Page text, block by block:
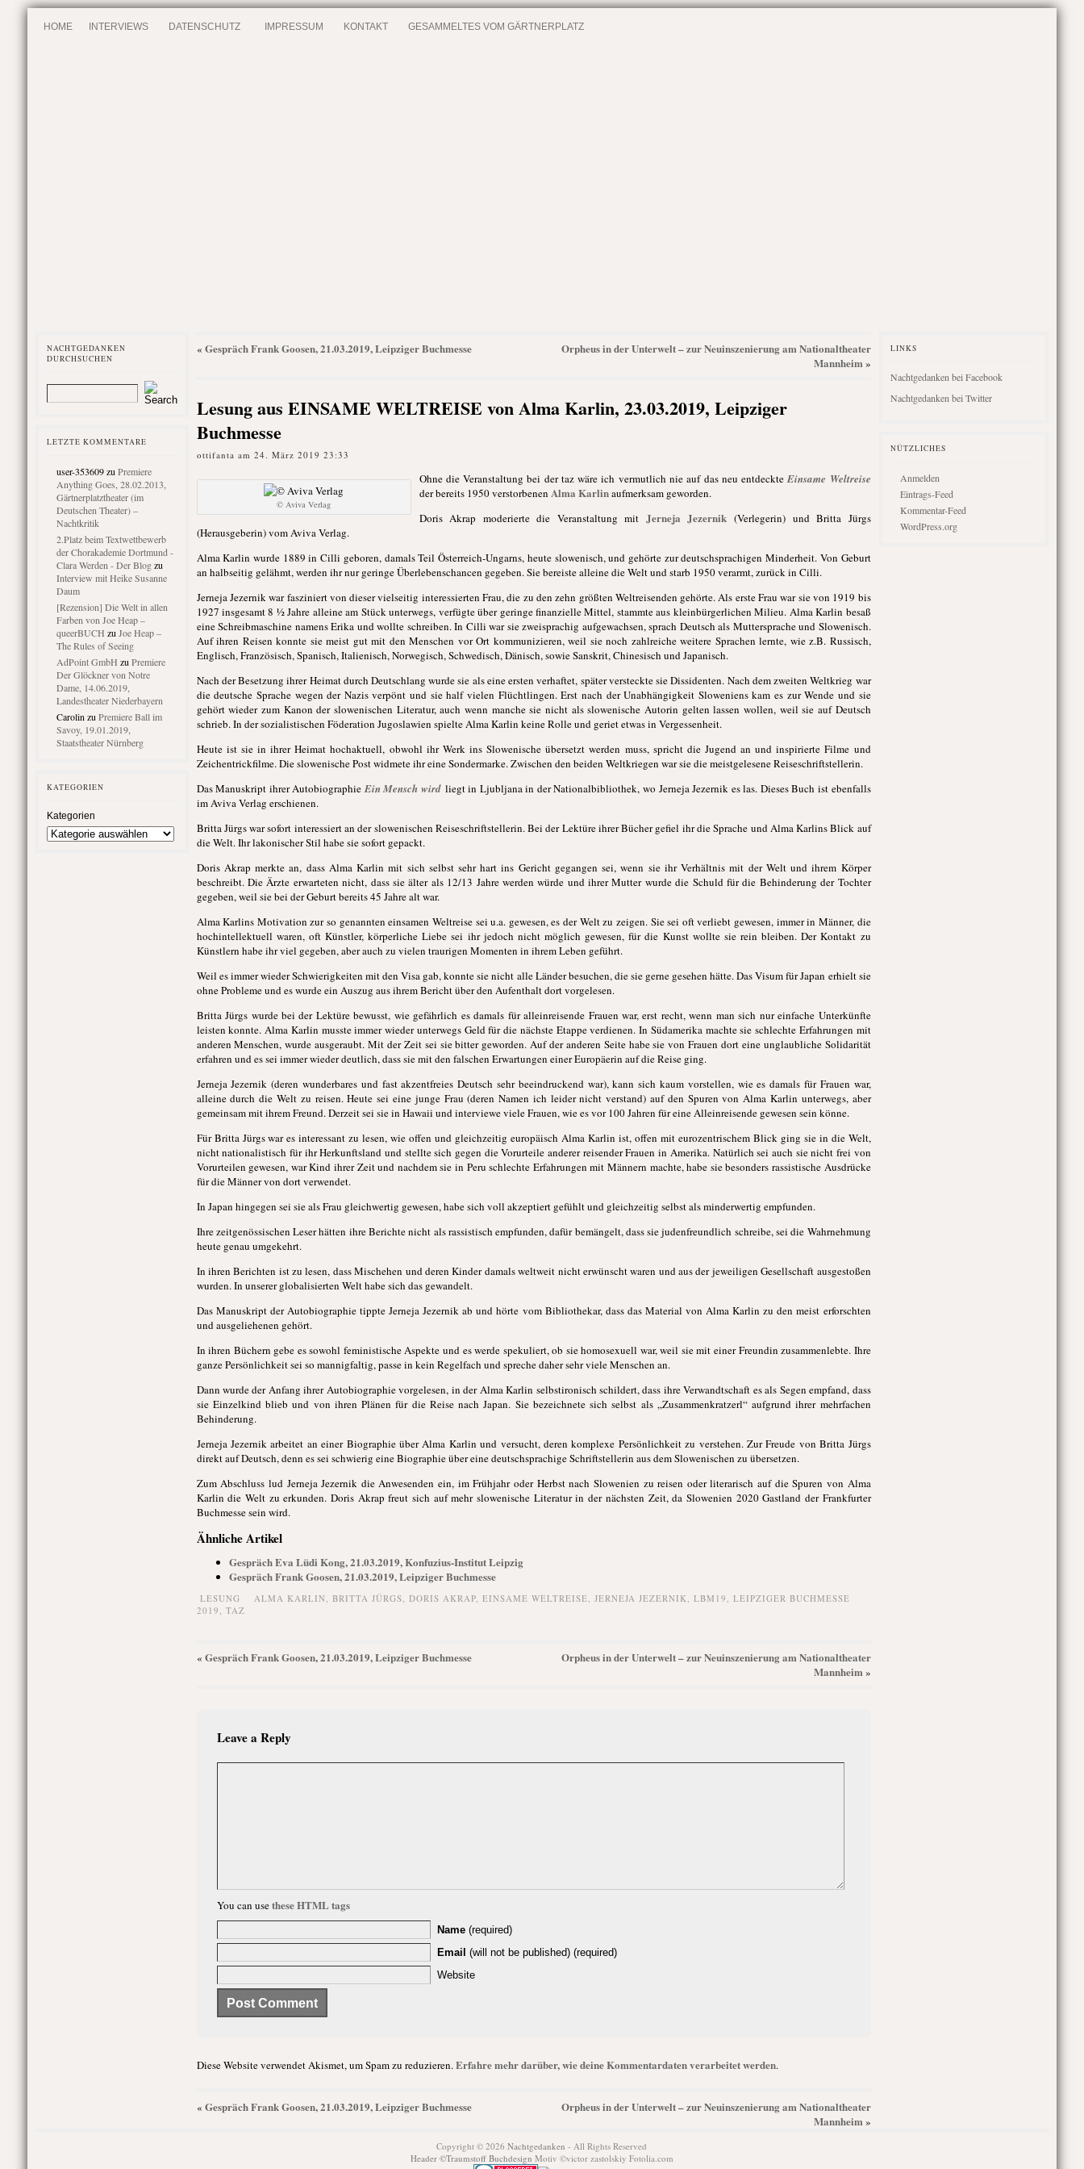
HOME INTERVIEWS DATENSCHUTZ IMPRESSUM KONTAKT GESAMMELTES VOM GÄRTNERPLATZ
NACHTGEDANKEN
DURCHSUCHEN
LETZTE KOMMENTARE
user-353609zu Premiere
Anything Goes, 28.02.2013,
Gärtnerplatztheater (im
Deutschen Theater) –
Nachtkritik
2.Platz beim Textwettbewerb
der Chorakademie Dortmund -
Clara Werden - Der Blogzu
Interview mit Heike Susanne
Daum
[Rezension] Die Welt in allen
Farben von Joe Heap –
queerBUCH zu Joe Heap –
The Rules of Seeing
AdPoint GmbH zu Premiere
Der Glöckner von Notre
Dame, 14.06.2019,
Landestheater Niederbayern
Carolin zu Premiere Ball im
Savoy, 19.01.2019,
Staatstheater Nürnberg
KATEGORIEN
Kategorien
« Gespräch Frank Goosen, 21.03.2019, Leipziger Buchmesse
Orpheus in der Unterwelt – zur Neuinszenierung am Nationaltheater
Mannheim»
Lesung aus EINSAME WELTREISE von Alma Karlin, 23.03.2019, Leipziger
Buchmesse
ottifanta am 24. März 2019 23:33
© Aviva Verlag
Ohne die Veranstaltung bei der taz wäre ich vermutlich nie auf das neu entdeckteEinsame Weltreise
der bereits 1950 verstorbenen Alma Karlinaufmerksam geworden.
Doris Akrap moderierte die Veranstaltung mit Jerneja Jezernik (Verlegerin) und Britta Jürgs
(Herausgeberin) vom Aviva Verlag.
Alma Karlin wurde 1889 in Cilli geboren, damals Teil Österreich-Ungarns, heute slowenisch, und gehörte zur deutschsprachigen Minderheit. Von Geburt
an halbseitig gelähmt, werden ihr nur geringe Überlebenschancen gegeben. Sie bereiste alleine die Welt und starb 1950 verarmt, zurück in Cilli.
Jerneja Jezernik war fasziniert von dieser vielseitig interessierten Frau, die zu den zehn größten Weltreisenden gehörte. Als erste Frau war sie von 1919 bis
1927 insgesamt 8 ½ Jahre alleine am Stück unterwegs, verfügte über geringe finanzielle Mittel, stammte aus kleinbürgerlichen Milieu. Alma Karlin besaß
eine Schreibmaschine namens Erika und wollte schreiben. In Cilli war sie zweisprachig aufgewachsen, sprach Deutsch als Muttersprache und Slowenisch.
Auf ihren Reisen konnte sie meist gut mit den Menschen vor Ort kommunizieren, weil sie noch zahlreiche weitere Sprachen lernte, wie z.B. Russisch,
Englisch, Französisch, Spanisch, Italienisch, Norwegisch, Schwedisch, Dänisch, sowie Sanskrit, Chinesisch und Japanisch.
Nach der Besetzung ihrer Heimat durch Deutschlang wurde sie als eine ersten verhaftet, später versteckte sie Dissidenten. Nach dem zweiten Weltkrieg war
die deutsche Sprache wegen der Nazis verpönt und sie half vielen Flüchtlingen. Erst nach der Unabhängigkeit Sloweniens kam es zur Wende und sie
gehört wieder zum Kanon der slowenischen Literatur, auch wenn manche sie nicht als slowenische Autorin gelten lassen wollen, weil sie auf Deutsch
schrieb. In der sozialistischen Föderation Jugoslawien spielte Alma Karlin keine Rolle und geriet etwas in Vergessenheit.
Heute ist sie in ihrer Heimat hochaktuell, obwohl ihr Werk ins Slowenische übersetzt werden muss, spricht die Jugend an und inspirierte Filme und
Zeichentrickfilme. Die slowenische Post widmete ihr eine Sondermarke. Zwischen den beiden Weltkriegen war sie die meistgelesene Reiseschriftstellerin.
Das Manuskript ihrer Autobiographie Ein Mensch wird liegt in Ljubljana in der Nationalbibliothek, wo Jerneja Jezernik es las. Dieses Buch ist ebenfalls
im Aviva Verlag erschienen.
Britta Jürgs war sofort interessiert an der slowenischen Reiseschriftstellerin. Bei der Lektüre ihrer Bücher gefiel ihr die Sprache und Alma Karlins Blick auf
die Welt. Ihr lakonischer Stil habe sie sofort gepackt.
Doris Akrap merkte an, dass Alma Karlin mit sich selbst sehr hart ins Gericht gegangen sei, wenn sie ihr Verhältnis mit der Welt und ihrem Körper
beschreibt. Die Ärzte erwarteten nicht, dass sie älter als 12/13 Jahre werden würde und ihrer Mutter wurde die Schuld für die Behinderung der Tochter
gegeben, weil sie bei der Geburt bereits 45 Jahre alt war.
Alma Karlins Motivation zur so genannten einsamen Weltreise sei u.a. gewesen, es der Welt zu zeigen. Sie sei oft verliebt gewesen, immer in Männer, die
hochintellektuell waren, oft Künstler, körperliche Liebe sei ihr jedoch nicht möglich gewesen, für die Kunst wollte sie rein bleiben. Der Kontakt zu
Künstlern habe ihr viel gegeben, aber auch zu vielen traurigen Momenten in ihrem Leben geführt.
Weil es immer wieder Schwierigkeiten mit den Visa gab, konnte sie nicht alle Länder besuchen, die sie gerne gesehen hätte. Das Visum für Japan erhielt sie
ohne Probleme und es wurde ein Auszug aus ihrem Bericht über den Aufenthalt dort vorgelesen.
Britta Jürgs wurde bei der Lektüre bewusst, wie gefährlich es damals für alleinreisende Frauen war, erst recht, wenn man sich nur einfache Unterkünfte
leisten konnte. Alma Karlin musste immer wieder unterwegs Geld für die nächste Etappe verdienen. In Südamerika machte sie schlechte Erfahrungen mit
anderen Menschen, wurde ausgeraubt. Mit der Zeit sei sie bitter geworden. Auf der anderen Seite habe sie von Frauen dort eine unglaubliche Solidarität
erfahren und es sei immer wieder deutlich, dass sie mit den falschen Erwartungen einer Europäerin auf die Reise ging.
Jerneja Jezernik (deren wunderbares und fast akzentfreies Deutsch sehr beeindruckend war), kann sich kaum vorstellen, wie es damals für Frauen war,
alleine durch die Welt zu reisen. Heute sei eine junge Frau (deren Namen ich leider nicht verstand) auf den Spuren von Alma Karlin unterwegs, aber
gemeinsam mit ihrem Freund. Derzeit sei sie in Hawaii und interviewe viele Frauen, wie es vor 100 Jahren für eine Alleinreisende gewesen sein könne.
Für Britta Jürgs war es interessant zu lesen, wie offen und gleichzeitig europäisch Alma Karlin ist, offen mit eurozentrischem Blick ging sie in die Welt,
nicht nationalistisch für ihr Herkunftsland und stellte sich gegen die Vorurteile anderer reisender Frauen in Amerika. Natürlich sei auch sie nicht frei von
Vorurteilen gewesen, war Kind ihrer Zeit und nachdem sie in Peru schlechte Erfahrungen mit Männern machte, habe sie besonders rassistische Ausdrücke
für die Männer von dort verwendet.
In Japan hingegen sei sie als Frau gleichwertig gewesen, habe sich voll akzeptiert gefühlt und gleichzeitig selbst als minderwertig empfunden.
Ihre zeitgenössischen Leser hätten ihre Berichte nicht als rassistisch empfunden, dafür bemängelt, dass sie judenfreundlich schreibe, sei die Wahrnehmung
heute genau umgekehrt.
In ihren Berichten ist zu lesen, dass Mischehen und deren Kinder damals weltweit nicht erwünscht waren und aus der jeweiligen Gesellschaft ausgestoßen
wurden. In unserer globalisierten Welt habe sich das gewandelt.
Das Manuskript der Autobiographie tippte Jerneja Jezernik ab und hörte vom Bibliothekar, dass das Material von Alma Karlin zu den meist erforschten
und ausgeliehenen gehört.
In ihren Büchern gebe es sowohl feministische Aspekte und es werde spekuliert, ob sie homosexuell war, weil sie mit einer Freundin zusammenlebte. Ihre
ganze Persönlichkeit sei so mannigfaltig, passe in kein Regelfach und spreche daher sehr viele Menschen an.
Dann wurde der Anfang ihrer Autobiographie vorgelesen, in der Alma Karlin selbstironisch schildert, dass ihre Verwandtschaft es als Segen empfand, dass
sie Einzelkind blieb und von ihren Plänen für die Reise nach Japan. Sie bezeichnete sich selbst als „Zusammenkratzerl“ aufgrund ihrer mehrfachen
Behinderung.
Jerneja Jezernik arbeitet an einer Biographie über Alma Karlin und versucht, deren komplexe Persönlichkeit zu verstehen. Zur Freude von Britta Jürgs
direkt auf Deutsch, denn es sei schwierig eine Biographie über eine deutschsprachige Schriftstellerin aus dem Slowenischen zu übersetzen.
Zum Abschluss lud Jerneja Jezernik die Anwesenden ein, im Frühjahr oder Herbst nach Slowenien zu reisen oder literarisch auf die Spuren von Alma
Karlin die Welt zu erkunden. Doris Akrap freut sich auf mehr slowenische Literatur in der nächsten Zeit, da Slowenien 2020 Gastland der Frankfurter
Buchmesse sein wird.
Ähnliche Artikel
Gespräch Eva Lüdi Kong, 21.03.2019, Konfuzius-Institut Leipzig
Gespräch Frank Goosen, 21.03.2019, Leipziger Buchmesse
LESUNG ALMA KARLIN, BRITTA JÜRGS, DORIS AKRAP, EINSAME WELTREISE, JERNEJA JEZERNIK, LBM19, LEIPZIGER BUCHMESSE
2019, TAZ
« Gespräch Frank Goosen, 21.03.2019, Leipziger Buchmesse
Orpheus in der Unterwelt – zur Neuinszenierung am Nationaltheater
Mannheim»
Leave a Reply
You can usethese HTML tags
Name (required)
Email (will not be published) (required)
Website
Diese Website verwendet Akismet, um Spam zu reduzieren.Erfahre mehr darüber, wie deine Kommentardaten verarbeitet werden.
« Gespräch Frank Goosen, 21.03.2019, Leipziger Buchmesse
Orpheus in der Unterwelt – zur Neuinszenierung am Nationaltheater
Mannheim»
LINKS
Nachtgedanken bei Facebook
Nachtgedanken bei Twitter
NÜTZLICHES
Anmelden
Eintrags-Feed
Kommentar-Feed
WordPress.org
Copyright © 2026Nachtgedanken - All Rights Reserved
Header ©Traumstoff Buchdesign Motiv ©victor zastolskiy Fotolia.com